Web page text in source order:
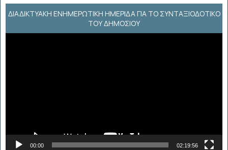
ΔΙΑΔΙΚΤΥΑΚΉ ΕΝΗΜΕΡΩΤΙΚΉ ΗΜΕΡΊΔΑ ΓΙΑ ΤΟ ΣΥΝΤΑΞΙΟΔΟΤΙΚΌ
ΤΟΥ ΔΗΜΟΣΊΟΥ
00:00 02:19:56